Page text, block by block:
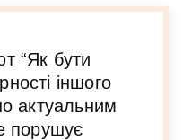
“Як бути
іншого
актуальним
порушує